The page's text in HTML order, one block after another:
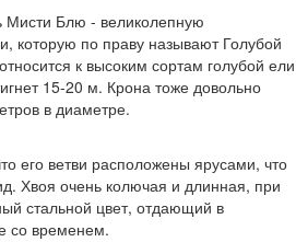
Мисти Блю - великолепную
которую по праву называют Голубой
к высоким сортам голубой ели
15-20 м. Крона тоже довольно
в диаметре.
его ветви расположены ярусами, что
Хвоя очень колючая и длинная, при
стальной цвет, отдающий в
со временем.